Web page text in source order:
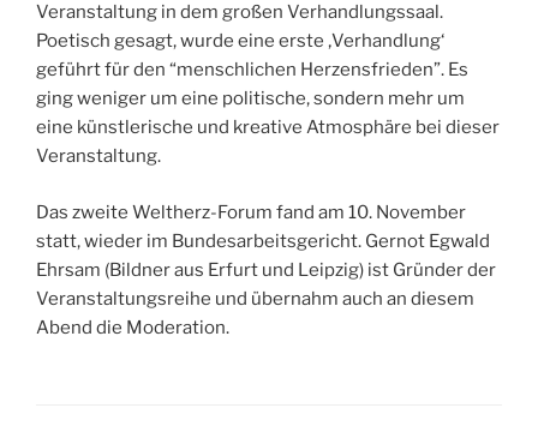
Veranstaltung in dem großen Verhandlungssaal.
Poetisch gesagt, wurde eine erste ‚Verhandlung‘
geführt für den “menschlichen Herzensfrieden”. Es
ging weniger um eine politische, sondern mehr um
eine künstlerische und kreative Atmosphäre bei dieser
Veranstaltung.
Das zweite Weltherz-Forum fand am 10. November
statt, wieder im Bundesarbeitsgericht. Gernot Egwald
Ehrsam (Bildner aus Erfurt und Leipzig) ist Gründer der
Veranstaltungsreihe und übernahm auch an diesem
Abend die Moderation.